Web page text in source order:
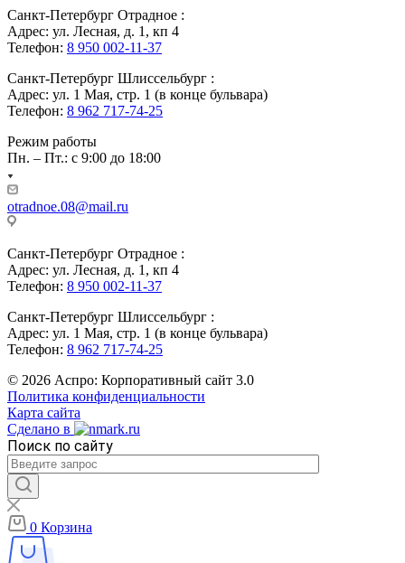
Санкт-Петербург Отрадное :
Адрес: ул. Лесная, д. 1, кп 4
Телефон: 8 950 002-11-37
Санкт-Петербург Шлиссельбург :
Адрес: ул. 1 Мая, стр. 1 (в конце бульвара)
Телефон: 8 962 717-74-25
Режим работы
Пн. – Пт.: с 9:00 до 18:00
otradnoe.08@mail.ru
Санкт-Петербург Отрадное :
Адрес: ул. Лесная, д. 1, кп 4
Телефон: 8 950 002-11-37
Санкт-Петербург Шлиссельбург :
Адрес: ул. 1 Мая, стр. 1 (в конце бульвара)
Телефон: 8 962 717-74-25
© 2026 Аспро: Корпоративный сайт 3.0
Политика конфиденциальности
Карта сайта
Сделано в
Поиск по сайту
0 Корзина